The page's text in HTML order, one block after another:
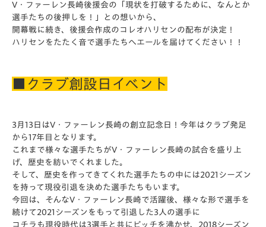
V・ファーレン長崎後援会の「現状を打破するために、なんとか
選手たちの後押しを！」との想いから、
開幕戦に続き、後援会作成のコレオハリセンの配布が決定！
ハリセンをたたく音で選手たちへエールを届けてください！！
■クラブ創設日イベント
3月13日はV・ファーレン長崎の創立記念日！今年はクラブ発足
から17年目となります。
これまで様々な選手たちがV・ファーレン長崎の試合を盛り上
げ、歴史を紡いでくれました。
そして、歴史を作ってきてくれた選手たちの中には2021シーズン
を持って現役引退を決めた選手たちもいます。
今回は、そんなV・ファーレン長崎で活躍後、様々な形で選手を
続けて2021シーズンをもって引退した3人の選手に
コチラも現役時代は3選手と共にピッチを沸かせ、2018シーズン